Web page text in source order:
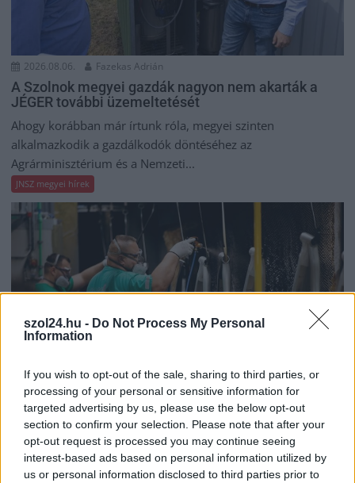
szol24.hu - Do Not Process My Personal
Information
If you wish to opt-out of the sale, sharing to third parties, or
processing of your personal or sensitive information for
targeted advertising by us, please use the below opt-out
section to confirm your selection. Please note that after your
opt-out request is processed you may continue seeing
interest-based ads based on personal information utilized by
us or personal information disclosed to third parties prior to
2026.08.06. Fazekas Adrián
A Szolnok megyei gazdák nagyon nem akarták a
JÉGER további üzemeltetését
Ahogy korábban már írtunk róla, megyei szinten
alkalmazkodik a gazdálkodók döntéséhez az
Agrárminisztérium és a Nemzeti...
JNSZ megyei hírek
Fazekas Adrián
Csődbe ment a tószegi Accell Hunland, a hazai
kerékpárgyártás meghatározó szereplője